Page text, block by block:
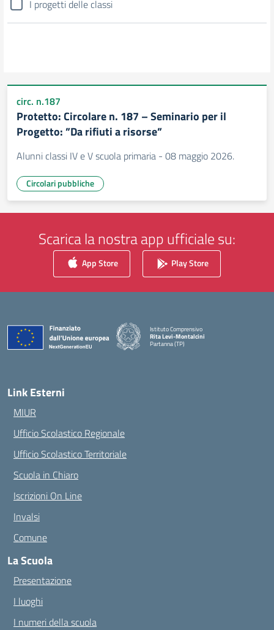
I progetti delle classi
circ. n.187
Protetto: Circolare n. 187 – Seminario per il
Progetto: ”Da rifiuti a risorse”
Alunni classi IV e V scuola primaria - 08 maggio 2026.
Circolari pubbliche
Scarica la nostra app ufficiale su:
App Store Play Store
Istituto Comprensivo
Rita Levi-Montalcini
Partanna (TP)
Link Esterni
MIUR
Ufficio Scolastico Regionale
Ufficio Scolastico Territoriale
Scuola in Chiaro
Iscrizioni On Line
Invalsi
Comune
La Scuola
Presentazione
I luoghi
I numeri della scuola